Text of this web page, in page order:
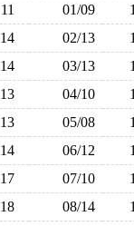
11 01/09
14 02/13
14 03/13
13 04/10
13 05/08
14 06/12
17 07/10
18 08/14